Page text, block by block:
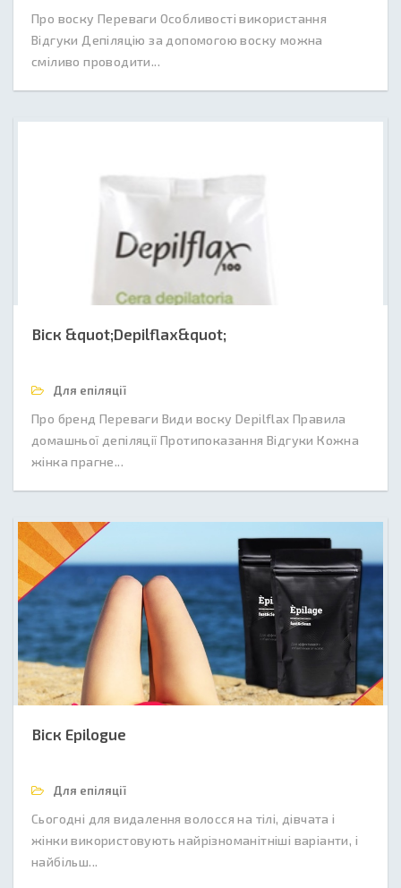
Про воску Переваги Особливості використання
Відгуки Депіляцію за допомогою воску можна
сміливо проводити...
Віск &quot;Depilflax&quot;
Для епіляції
Про бренд Переваги Види воску Depilflax Правила
домашньої депіляції Протипоказання Відгуки Кожна
жінка прагне...
Віск Epilogue
Для епіляції
Сьогодні для видалення волосся на тілі, дівчата і
жінки використовують найрізноманітніші варіанти, і
найбільш...